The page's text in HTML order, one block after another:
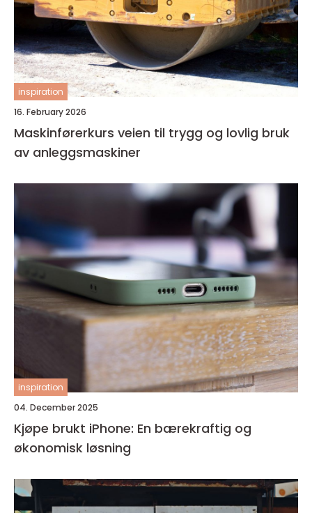
inspiration
16. February 2026
Maskinførerkurs veien til trygg og lovlig bruk
av anleggsmaskiner
inspiration
04. December 2025
Kjøpe brukt iPhone: En bærekraftig og
økonomisk løsning